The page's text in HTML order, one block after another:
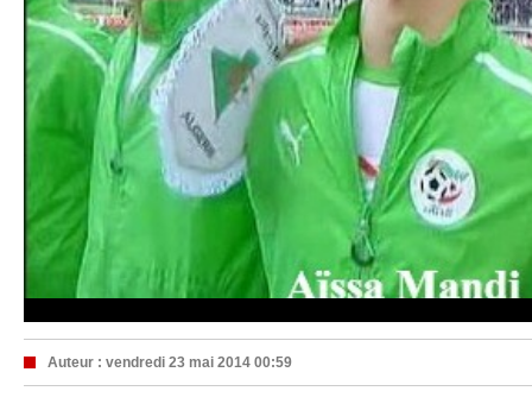
Auteur : vendredi 23 mai 2014 00:59